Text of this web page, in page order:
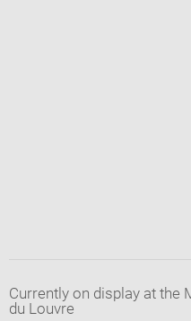
Currently on display at the
du Louvre